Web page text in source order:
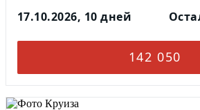
17.10.2026, 10 дней
142 050